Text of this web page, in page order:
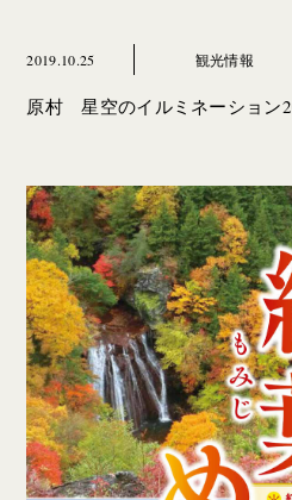
2019.10.25 観光情報
原村 星空のイルミネーション